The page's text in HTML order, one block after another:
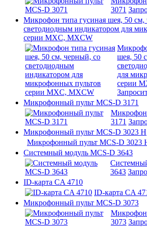
3071
Микрофон типа гусиная шея, 50 cм,
светодиодным индикатором для
серии MXC, MXCW
шея, 50
для
серии
Микрофонный пульт MCS-D 3171
3171
Микрофонный пульт MCS-D 3023 H
Микрофонный пульт MCS-D 3023
Системный модуль MCS-D 3643
3643
ID-карта CA 4710
ID-карта CA
Микрофонный пульт MCS-D 3073
3073